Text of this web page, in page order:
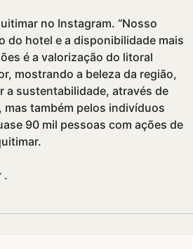
no Instagram. “Nosso
do hotel e a disponibilidade mais
é a valorização do litoral
mostrando a beleza da região,
a sustentabilidade, através de
também pelos indiví­duos
90 mil pessoas com ações de
.